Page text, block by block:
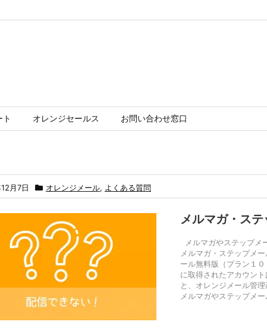
オレンジセールス お問い合わせ窓口
月7日 オレンジメール, よくある質問
メルマガ・ス
メルマガやステップメ
メルマガ・ステップメ
ール無料版（プラン１
に取得されたアカウン
と、オレンジメール管
メルマガやステップメ